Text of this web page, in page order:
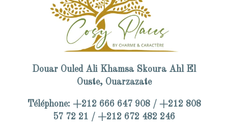
Douar Ouled Ali Khamsa Skoura Ahl El
Ouste, Ouarzazate
Téléphone: +212 666 647 908 / +212 808
57 72 21 / +212 672 482 246